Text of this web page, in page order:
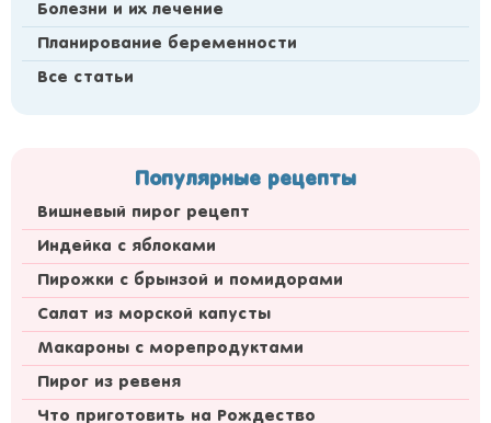
Болезни и их лечение
Планирование беременности
Все статьи
Популярные рецепты
Вишневый пирог рецепт
Индейка с яблоками
Пирожки с брынзой и помидорами
Салат из морской капусты
Макароны с морепродуктами
Пирог из ревеня
Что приготовить на Рождество